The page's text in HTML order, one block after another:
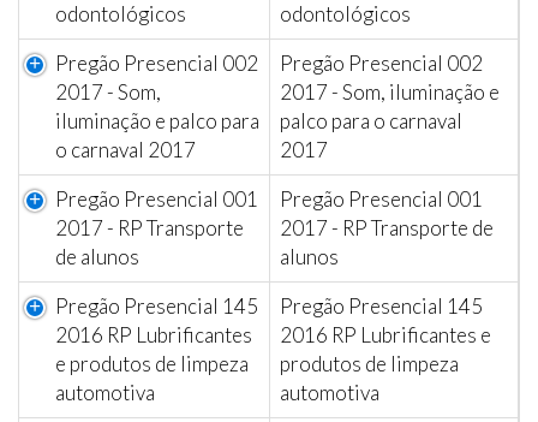
odontológicos
odontológicos
Pregão Presencial 002
2017 - Som,
iluminação e palco para
o carnaval 2017
Pregão Presencial 002
2017 - Som, iluminação e
palco para o carnaval
2017
Pregão Presencial 001
2017 - RP Transporte
de alunos
Pregão Presencial 001
2017 - RP Transporte de
alunos
Pregão Presencial 145
2016 RP Lubrificantes
e produtos de limpeza
automotiva
Pregão Presencial 145
2016 RP Lubrificantes e
produtos de limpeza
automotiva